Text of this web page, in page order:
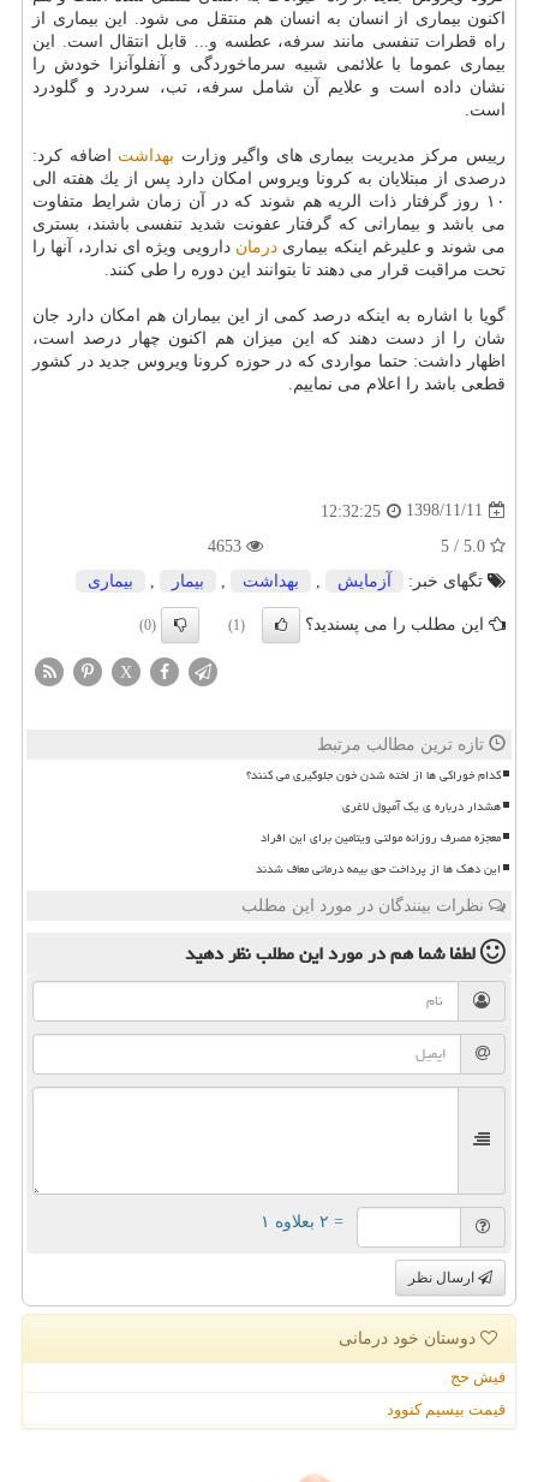
اكنون بیماری از انسان به انسان هم منتقل می شود. این بیماری از
راه قطرات تنفسی مانند سرفه، عطسه و... قابل انتقال است. این
بیماری عموما با علائمی شبیه سرماخوردگی و آنفلوآنزا خودش را
نشان داده است و علایم آن شامل سرفه، تب، سردرد و گلودرد
است.
رییس مركز مدیریت بیماری های واگیر وزارت بهداشت اضافه كرد:
درصدی از مبتلایان به كرونا ویروس امكان دارد پس از یك هفته الی
۱۰ روز گرفتار ذات الریه هم شوند كه در آن زمان شرایط متفاوت
می باشد و بیمارانی كه گرفتار عفونت شدید تنفسی باشند، بستری
می شوند و علیرغم اینكه بیماری درمان دارویی ویژه ای ندارد، آنها را
تحت مراقبت قرار می دهند تا بتوانند این دوره را طی كنند.
گویا با اشاره به اینكه درصد كمی از این بیماران هم امكان دارد جان
شان را از دست دهند كه این میزان هم اكنون چهار درصد است،
اظهار داشت: حتما مواردی كه در حوزه كرونا ویروس جدید در كشور
قطعی باشد را اعلام می نماییم.
1398/11/11
12:32:25
تگهای خبر:
آزمایش بهداشت بیمار بیماری
این مطلب را می پسندید؟ (1)
(0)
X
تازه ترین مطالب مرتبط
کدام خوراکی ها از لخته شدن خون جلوگیری می کنند؟
هشدار درباره ی یک آمپول لاغری
معجزه مصرف روزانه مولتی ویتامین برای این افراد
این دهک ها از پرداخت حق بیمه درمانی معاف شدند
نظرات بینندگان در مورد این مطلب
لطفا شما همدر مورد این مطلبنظر دهید
= ۲ بعلاوه ۱
ارسال نظر
دوستان خود درمانی
فیش حج
قیمت بیسیم کنوود